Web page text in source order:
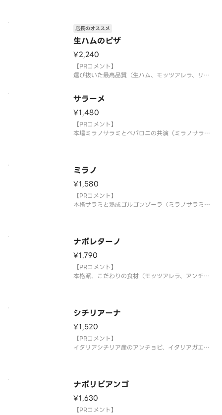
ナポリNo.5の小麦粉カプートサッコロッソと天然酵
母、シチリアの塩で作るピザ！
こだわりの食材に厳選チーズ！
本場イタリアの味をお届けいたします！
生ハムのピザ
店長のオススメ
¥2,240
【PRコメント】
選び抜いた最高品質（生ハム、モッツアレラ、リー
【お店PR】
ナポリNo.6の小麦粉カプートサッコロッソと天然酵
母、シチリアの塩で作るピザ！
こだわりの食材に厳選チーズ！
本場イタリアの味をお届けいたします！
サラーメ
¥1,480
【PRコメント】
本場ミラノサラミとペパロニの共演（ミラノサラ
ナポリNo.7の小麦粉カプートサッコロッソと天然酵
こだわりの食材に厳選チーズ！
本場イタリアの味をお届けいたします！
ミラノ
¥1,580
【PRコメント】
本格サラミと熟成ゴルゴンゾーラ（ミラノサラミ、
ナポリNo.8の小麦粉カプートサッコロッソと天然酵
こだわりの食材に厳選チーズ！
本場イタリアの味をお届けいたします！
ナポレターノ
¥1,790
【PRコメント】
本格派、こだわりの食材（モッツアレラ、アンチョ
ナポリNo.9の小麦粉カプートサッコロッソと天然酵
こだわりの食材に厳選チーズ！
本場イタリアの味をお届
シチリアーナ
¥1,520
【PRコメント】
イタリアシチリア産のアンチョビ、イタリアガエダ
【お店PR】
酵母、シチリアの塩で作るピザ！
こだわりの食材に厳選チーズ！
ナポリビアンゴ
¥1,630
【PRコメント】